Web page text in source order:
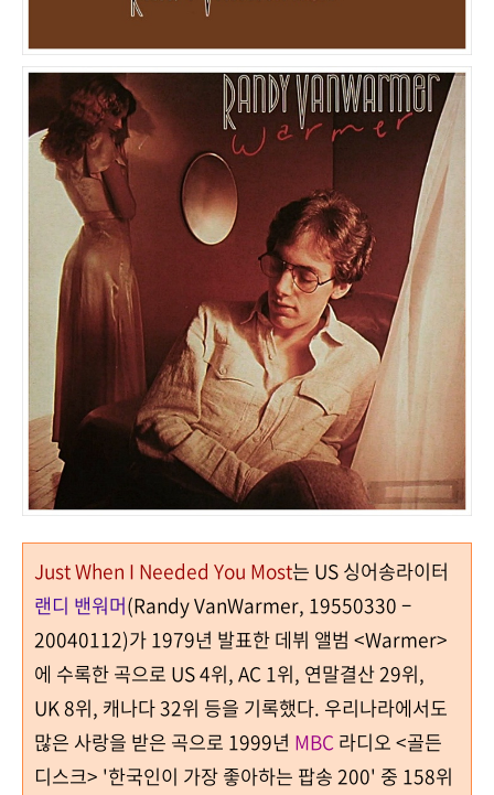
Just When I Needed You Most는 US 싱어송라이터
랜디 밴워머(Randy VanWarmer, 19550330 –
20040112)가1979년 발표한 데뷔 앨범 <Warmer>
에 수록한 곡으로 US4위, AC 1위, 연말결산 29위,
UK8위, 캐나다32위 등을 기록했다. 우리나라에서도
많은 사랑을 받은 곡으로 1999년 MBC라디오<골든
디스크> '한국인이 가장 좋아하는 팝송200' 중 158위